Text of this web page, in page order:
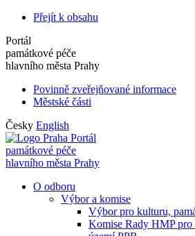
Přejít k obsahu
Portál
památkové péče
hlavního města Prahy
Povinně zveřejňované informace
Městské části
Česky English
Portál
památkové péče
hlavního města Prahy
O odboru
Výbor a komise
Výbor pro kulturu,
Komise Rady HMP